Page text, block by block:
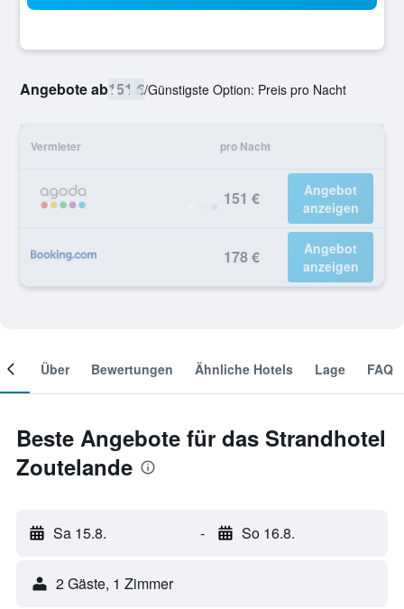
Angebote ab151 €/Günstigste Option: Preis pro Nacht
Vermieter pro Nacht
151 €
Angebot
anzeigen
178 €
Angebot
anzeigen
Über Bewertungen Ähnliche Hotels Lage FAQ
Beste Angebote für das Strandhotel
Zoutelande
Sa 15.8. - So 16.8.
2 Gäste, 1 Zimmer